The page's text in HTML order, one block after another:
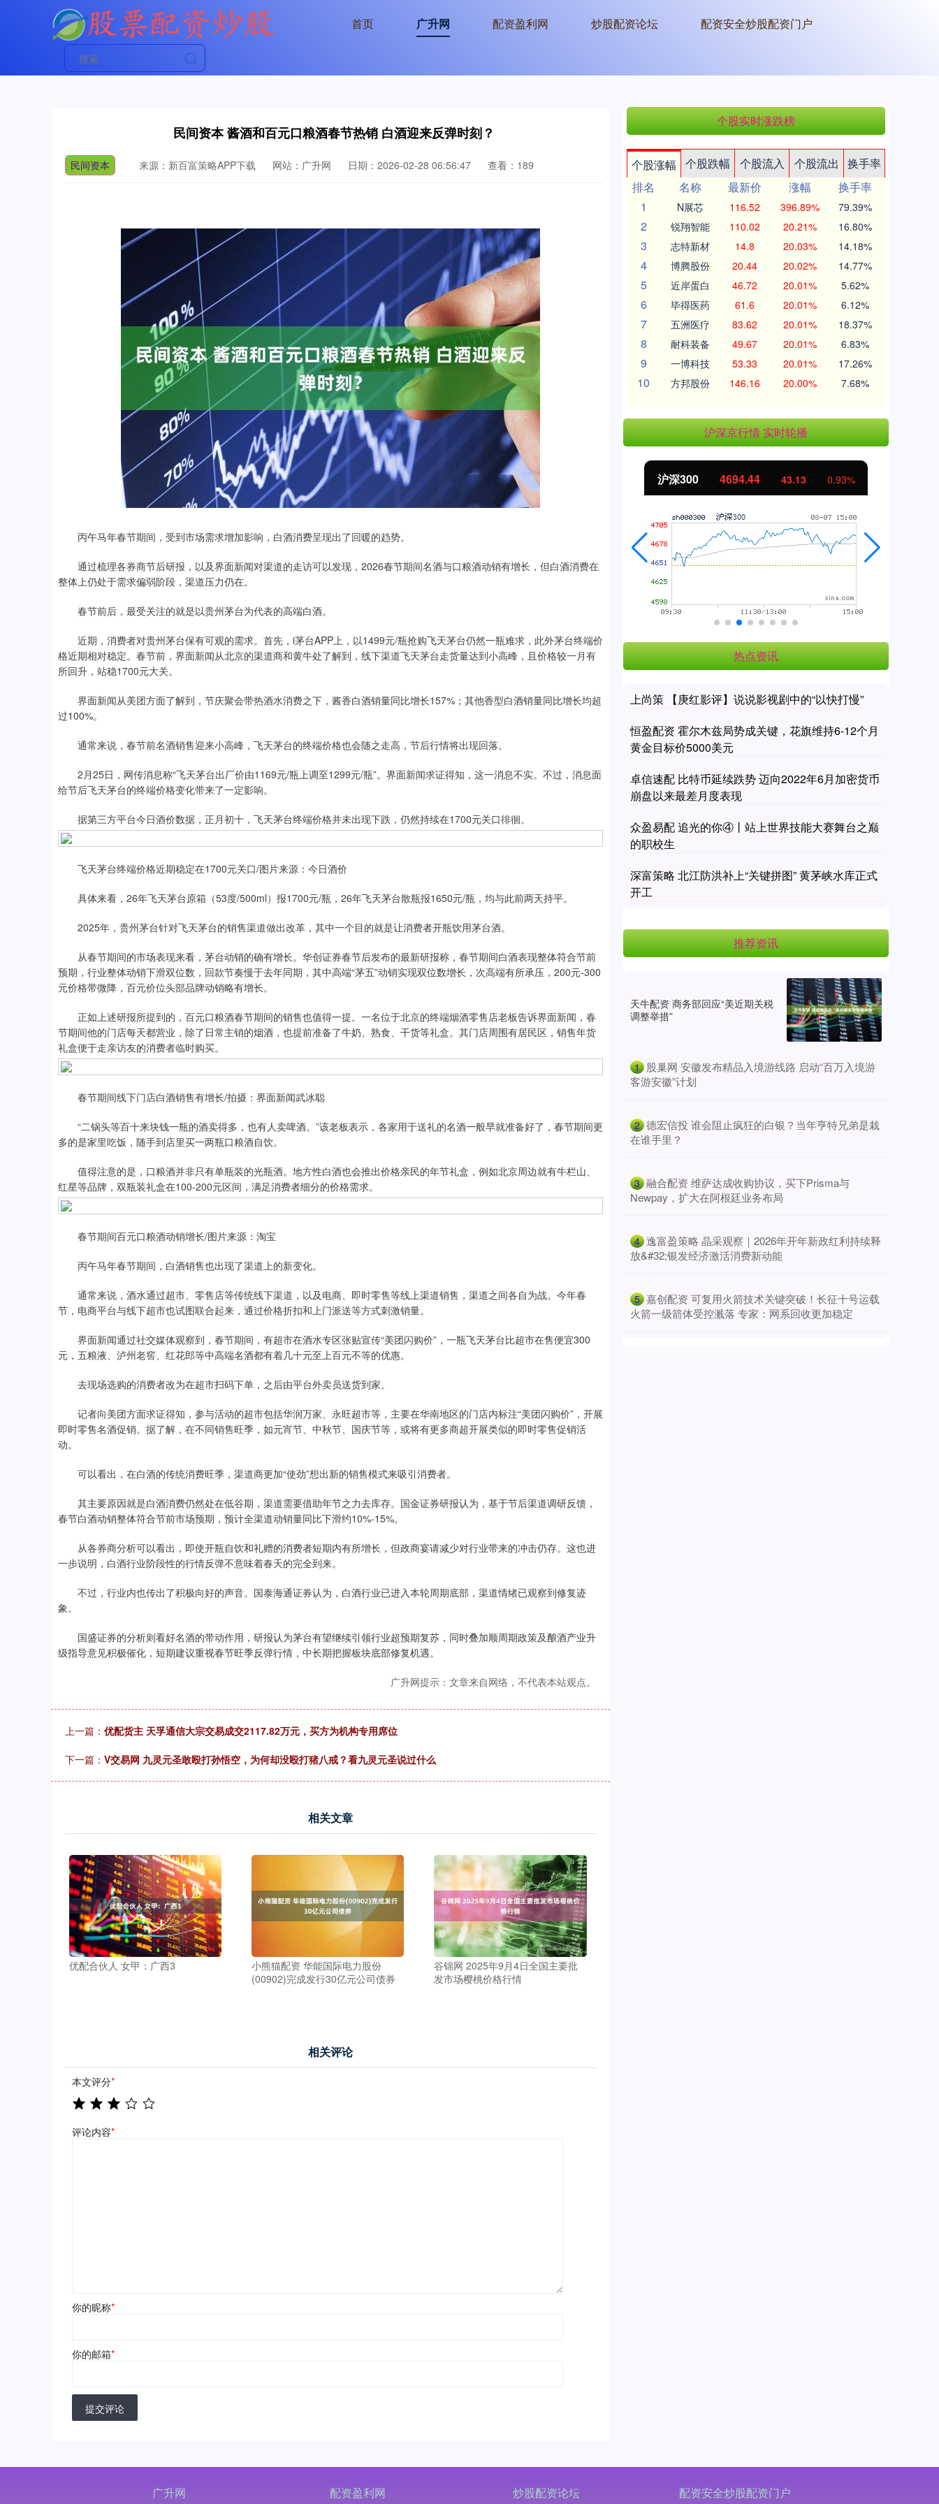
首页 广升网 配资盈利网 炒股配资论坛 配资安全炒股配资门户
民间资本 酱酒和百元口粮酒春节热销 白酒迎来反弹时刻？
民间资本 来源：新百富策略APP下载 网站：广升网 日期：2026-02-28 06:56:47 查看：189
丙午马年春节期间，受到市场需求增加影响，白酒消费呈现出了回暖的趋势。
通过梳理各券商节后研报，以及界面新闻对渠道的走访可以发现，2026春节期间名酒与口粮酒动销有增长，但白酒消费在
整体上仍处于需求偏弱阶段，渠道压力仍在。
春节前后，最受关注的就是以贵州茅台为代表的高端白酒。
近期，消费者对贵州茅台保有可观的需求。首先，i茅台APP上，以1499元/瓶抢购飞天茅台仍然一瓶难求，此外茅台终端价
格近期相对稳定。春节前，界面新闻从北京的渠道商和黄牛处了解到，线下渠道飞天茅台走货量达到小高峰，且价格较一月有
所回升，站稳1700元大关。
界面新闻从美团方面了解到，节庆聚会带热酒水消费之下，酱香白酒销量同比增长157%；其他香型白酒销量同比增长均超
过100%。
通常来说，春节前名酒销售迎来小高峰，飞天茅台的终端价格也会随之走高，节后行情将出现回落。
2月25日，网传消息称“飞天茅台出厂价由1169元/瓶上调至1299元/瓶”。界面新闻求证得知，这一消息不实。不过，消息面
给节后飞天茅台的终端价格变化带来了一定影响。
据第三方平台今日酒价数据，正月初十，飞天茅台终端价格并未出现下跌，仍然持续在1700元关口徘徊。
飞天茅台终端价格近期稳定在1700元关口/图片来源：今日酒价
具体来看，26年飞天茅台原箱（53度/500ml）报1700元/瓶，26年飞天茅台散瓶报1650元/瓶，均与此前两天持平。
2025年，贵州茅台针对飞天茅台的销售渠道做出改革，其中一个目的就是让消费者开瓶饮用茅台酒。
从春节期间的市场表现来看，茅台动销的确有增长。华创证券春节后发布的最新研报称，春节期间白酒表现整体符合节前
预期，行业整体动销下滑双位数，回款节奏慢于去年同期，其中高端“茅五”动销实现双位数增长，次高端有所承压，200元-300
元价格带微降，百元价位头部品牌动销略有增长。
正如上述研报所提到的，百元口粮酒春节期间的销售也值得一提。一名位于北京的终端烟酒零售店老板告诉界面新闻，春
节期间他的门店每天都营业，除了日常主销的烟酒，也提前准备了牛奶、熟食、干货等礼盒。其门店周围有居民区，销售年货
礼盒便于走亲访友的消费者临时购买。
春节期间线下门店白酒销售有增长/拍摄：界面新闻武冰聪
“二锅头等百十来块钱一瓶的酒卖得多，也有人卖啤酒。”该老板表示，各家用于送礼的名酒一般早就准备好了，春节期间更
多的是家里吃饭，随手到店里买一两瓶口粮酒自饮。
值得注意的是，口粮酒并非只有单瓶装的光瓶酒。地方性白酒也会推出价格亲民的年节礼盒，例如北京周边就有牛栏山、
红星等品牌，双瓶装礼盒在100-200元区间，满足消费者细分的价格需求。
春节期间百元口粮酒动销增长/图片来源：淘宝
丙午马年春节期间，白酒销售也出现了渠道上的新变化。
通常来说，酒水通过超市、零售店等传统线下渠道，以及电商、即时零售等线上渠道销售，渠道之间各自为战。今年春
节，电商平台与线下超市也试图联合起来，通过价格折扣和上门派送等方式刺激销量。
界面新闻通过社交媒体观察到，春节期间，有超市在酒水专区张贴宣传“美团闪购价”，一瓶飞天茅台比超市在售便宜300
元，五粮液、泸州老窖、红花郎等中高端名酒都有着几十元至上百元不等的优惠。
去现场选购的消费者改为在超市扫码下单，之后由平台外卖员送货到家。
记者向美团方面求证得知，参与活动的超市包括华润万家、永旺超市等，主要在华南地区的门店内标注“美团闪购价”，开展
即时零售名酒促销。据了解，在不同销售旺季，如元宵节、中秋节、国庆节等，或将有更多商超开展类似的即时零售促销活
动。
可以看出，在白酒的传统消费旺季，渠道商更加“使劲”想出新的销售模式来吸引消费者。
其主要原因就是白酒消费仍然处在低谷期，渠道需要借助年节之力去库存。国金证券研报认为，基于节后渠道调研反馈，
春节白酒动销整体符合节前市场预期，预计全渠道动销量同比下滑约10%-15%。
从各券商分析可以看出，即使开瓶自饮和礼赠的消费者短期内有所增长，但政商宴请减少对行业带来的冲击仍存。这也进
一步说明，白酒行业阶段性的行情反弹不意味着春天的完全到来。
不过，行业内也传出了积极向好的声音。国泰海通证券认为，白酒行业已进入本轮周期底部，渠道情绪已观察到修复迹
象。
国盛证券的分析则看好名酒的带动作用，研报认为茅台有望继续引领行业超预期复苏，同时叠加顺周期政策及酿酒产业升
级指导意见积极催化，短期建议重视春节旺季反弹行情，中长期把握板块底部修复机遇。
广升网提示：文章来自网络，不代表本站观点。
上一篇： 优配货主 天孚通信大宗交易成交2117.82万元，买方为机构专用席位
下一篇： V交易网 九灵元圣敢殴打孙悟空，为何却没殴打猪八戒？看九灵元圣说过什么
相关文章
优配合伙人 女甲：广西3
小熊猫配资 华能国际电力股份
(00902)完成发行30亿元公司债券
谷锦网 2025年9月4日全国主要批
发市场樱桃价格行情
相关评论
本文评分*
评论内容*
你的昵称*
你的邮箱*
提交评论
个股实时涨跌榜
个股涨幅 个股跌幅 个股流入 个股流出
换手率
排名
名称 最新价 涨幅
换手率
1
N展芯 116.52 396.89% 79.39%
2 锐翔智能 110.02 20.21% 16.80%
3 志特新材 14.8 20.03% 14.18%
4 博腾股份 20.44 20.02% 14.77%
5 近岸蛋白 46.72 20.01% 5.62%
6 毕得医药 61.6 20.01% 6.12%
7 五洲医疗 83.62 20.01% 18.37%
8 耐科装备 49.67 20.01% 6.83%
9 一博科技 53.33 20.01% 17.26%
10 方邦股份 146.16 20.00% 7.68%
沪深京行情 实时轮播
深证成指 14311.01 200.89 1.42% 沪深300 4694.44 43.13 北证50 1134.24 11.37 1.01%
热点资讯
上尚策 【庚红影评】说说影视剧中的“以快打慢”
恒盈配资 霍尔木兹局势成关键，花旗维持6-12个月
黄金目标价5000美元
卓信速配 比特币延续跌势 迈向2022年6月加密货币
崩盘以来最差月度表现
众盈易配 追光的你④丨站上世界技能大赛舞台之巅
的职校生
深富策略 北江防洪补上“关键拼图” 黄茅峡水库正式
开工
推荐资讯
天牛配资 商务部回应“美近期关税
调整举措”
1 ​股巢网 安徽发布精品入境游线路 启动“百万入境游
客游安徽”计划
2 ​德宏信投 谁会阻止疯狂的白银？当年亨特兄弟是栽
在谁手里？
3 ​融合配资 维萨达成收购协议，买下Prisma与
Newpay，扩大在阿根廷业务布局
4 ​逸富盈策略 晶采观察｜2026年开年新政红利持续释
放&#32;银发经济激活消费新动能
5 ​嘉创配资 可复用火箭技术关键突破！长征十号运载
火箭一级箭体受控溅落 专家：网系回收更加稳定
广升网 配资盈利网 炒股配资论坛 配资安全炒股配资门户